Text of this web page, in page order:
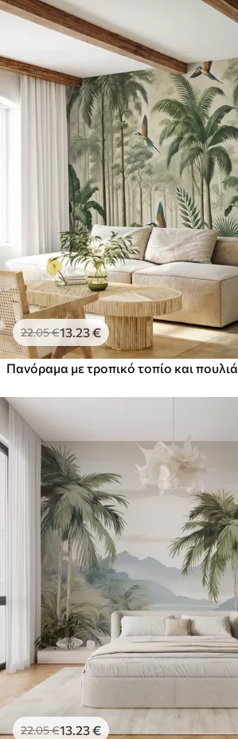
22.05€13 .23€
Πανόραμα με τροπικό τοπίο και πουλιά
22.05€13 .23€